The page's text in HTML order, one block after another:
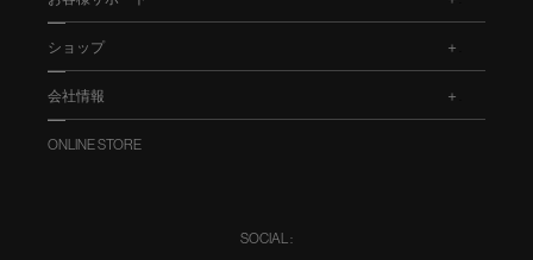
ショップ
会社情報
ONLINE STORE
SOCIAL :